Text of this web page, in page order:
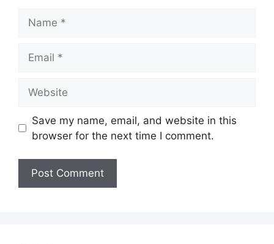
Save my name, email, and website in this
browser for the next time I comment.